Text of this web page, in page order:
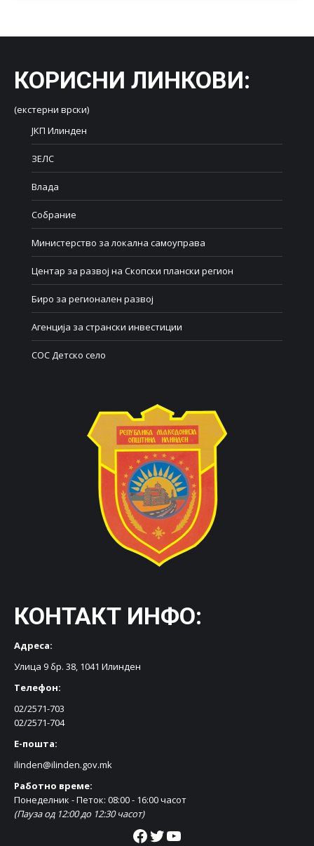
КОРИСНИ ЛИНКОВИ:
(екстерни врски)
ЈКП Илинден
ЗЕЛС
Влада
Собрание
Министерство за локална самоуправа
Центар за развој на Скопски плански регион
Биро за регионален развој
Агенција за странски инвестиции
СОС Детско село
КОНТАКТ ИНФО:
Адреса:
Улица 9 бр. 38, 1041 Илинден
Телефон:
02/2571-703
02/2571-704
Е-пошта:
ilinden@ilinden.gov.mk
Работно време:
Понеделник - Петок: 08:00 - 16:00 часот
(Пауза од 12:00 до 12:30 часот)
Facebook Twitter YouTube